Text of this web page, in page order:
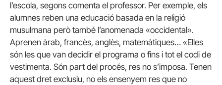
l’escola, segons comenta el professor. Per exemple, els
alumnes reben una educació basada en la religió
musulmana però també l’anomenada «occidental».
Aprenen àrab, francès, anglès, matemàtiques… «Elles
són les que van decidir el programa o fins i tot el codi de
vestimenta. Són part del procés, res no s’imposa. Tenen
aquest dret exclusiu, no els ensenyem res que no